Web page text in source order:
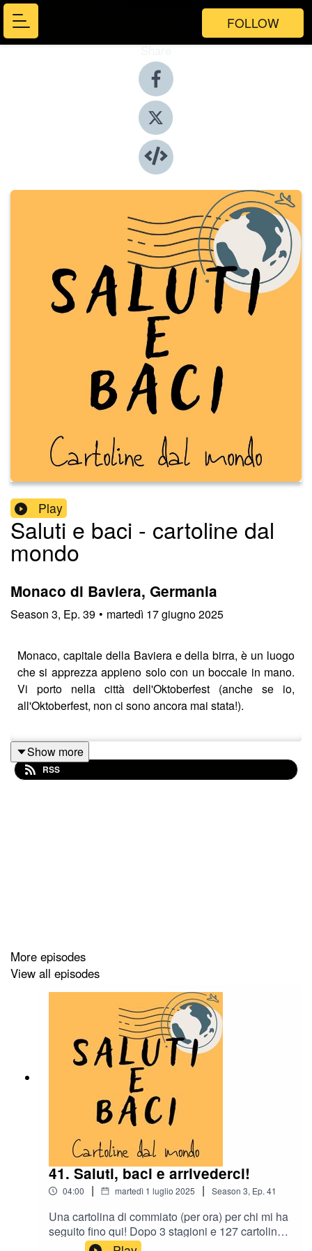
FOLLOW
Share
Play
Saluti e baci - cartoline dal
mondo
Monaco di Baviera, Germania
Season 3, Ep. 39 • martedì 17 giugno 2025
Monaco, capitale della Baviera e della birra, è un luogo
che si apprezza appieno solo con un boccale in mano.
Vi porto nella città dell'Oktoberfest (anche se io,
all'Oktoberfest, non ci sono ancora mai stata!).
****
PS: Hai mai sentito parlare di
l'altro mio podcast 100% indie, vincitore de Il Pod come
miglior podcast Diversity 2024: se ancora non lo
conosci, cercalo su tutte le app free, ascoltalo,
PS2: Ma lo sai che ho anche un blog, dove puoi vedere
tutte le foto dei posti meravigliosi che ti racconto, e
leggere altri racconti? www.ramontherun.com
Show more
RSS
More episodes
View all episodes
41. Saluti, baci e arrivederci!
04:00 | martedì 1 luglio 2025 | Season 3, Ep. 41
Una cartolina di commiato (per ora) per chi mi ha
seguito fino qui! Dopo 3 stagioni e 127 cartoline,
mi prendo una pausa. Ma non perdiamoci di